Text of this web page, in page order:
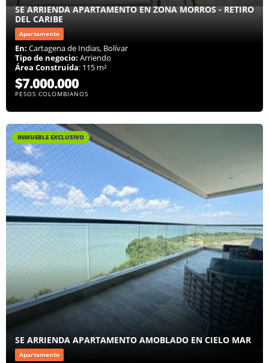
SE ARRIENDA APARTAMENTO EN ZONA MORROS - RETIRO
DEL CARIBE
Apartamento
En: Cartagena de Indias, Bolívar
Tipo de negocio: Arriendo
Área Construida: 115 m²
$7.000.000
PESOS COLOMBIANOS
INMUEBLE EXCLUSIVO
SE ARRIENDA APARTAMENTO AMOBLADO EN CIELO MAR
Apartamento